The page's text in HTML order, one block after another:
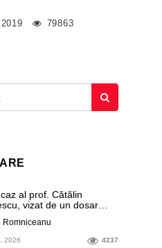
79863
al prof. Cătălin
vizat de un dosar
Miroase a execuție
Cea mai imundă parte a
Romniceanu
2026 4237